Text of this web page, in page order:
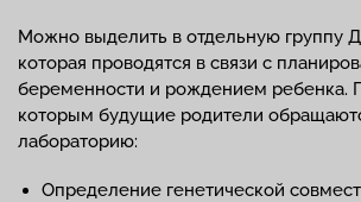
Можно выделить в отдельную группу
которая проводятся в связи с
беременности и рождением ребенка.
которым будущие родители
лабораторию:
Определение генетической